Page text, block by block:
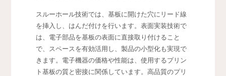
スルーホール技術では、基板に開けた穴にリード線
を挿入し、はんだ付けを行います。表面実装技術で
は、電子部品を基板の表面に直接取り付けること
で、スペースを有効活用し、製品の小型化も実現で
きます。電子機器の価格や性能は、使用するプリン
ト基板の質と密接に関係しています。高品質のプリ